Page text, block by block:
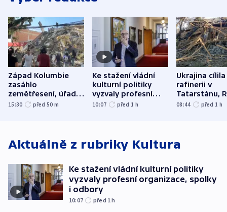
Západ Kolumbie
zasáhlo
zemětřesení, úřady
hlásí přes sto obětí
15:30 před 50 m
Ke stažení vládní
kulturní politiky
vyzvaly profesní
organizace, spolky i
10:07 před 1 h
Ukrajina cílila
rafinerii v
Tatarstánu,
útočilo na
08:44 před 1 h
Aktuálně z rubriky Kultura
Ke stažení vládní kulturní politiky
vyzvaly profesní organizace, spolky
i odbory
10:07 před 1h